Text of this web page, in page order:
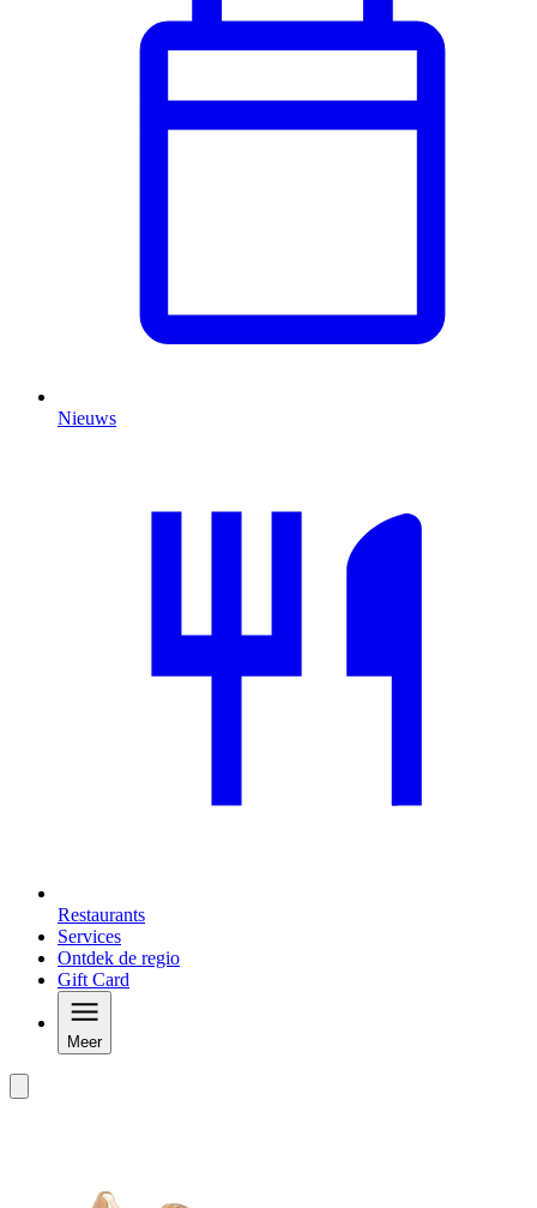
Nieuws
Restaurants
Services
Ontdek de regio
Gift Card
Meer